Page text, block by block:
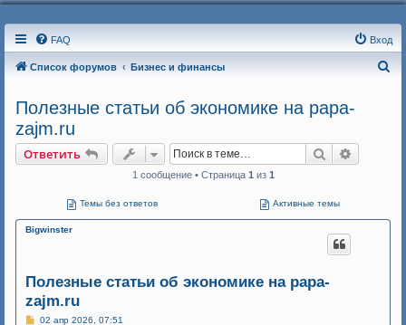
FAQ Вход
Список форумов Бизнес и финансы
Полезные статьи об экономике на papa-
zajm.ru
Ответить Поиск
1 сообщение • Страница 1 из 1
Темы без ответов Активные темы
Bigwinster
Полезные статьи об экономике на papa-
zajm.ru
С02 апр 2026, 07:51